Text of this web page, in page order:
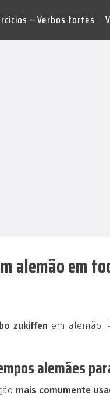
– Verbos fortes
alemão em
zukiffen em alemão.
alemães
mais comumente